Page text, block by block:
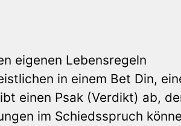
eigenen Lebensregeln
in einem Bet Din,
einen Psak (Verdikt) ab,
im Schiedsspruch